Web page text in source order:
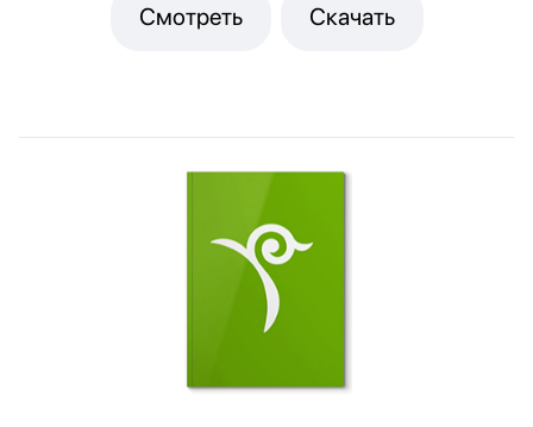
Смотреть Скачать